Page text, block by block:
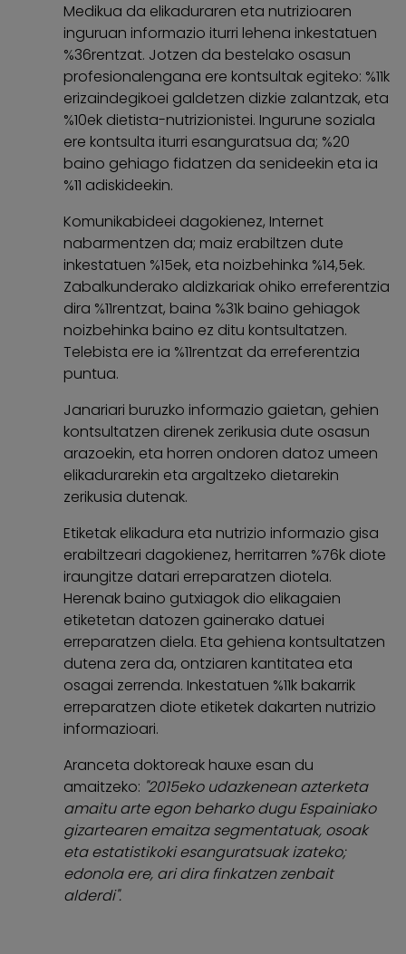
Medikua da elikaduraren eta nutrizioaren
inguruan informazio iturri lehena inkestatuen
%36rentzat. Jotzen da bestelako osasun
profesionalengana ere kontsultak egiteko: %11k
erizaindegikoei galdetzen dizkie zalantzak, eta
%10ek dietista-nutrizionistei. Ingurune soziala
ere kontsulta iturri esanguratsua da; %20
baino gehiago fidatzen da senideekin eta ia
%11 adiskideekin.
Komunikabideei dagokienez, Internet
nabarmentzen da; maiz erabiltzen dute
inkestatuen %15ek, eta noizbehinka %14,5ek.
Zabalkunderako aldizkariak ohiko erreferentzia
dira %11rentzat, baina %31k baino gehiagok
noizbehinka baino ez ditu kontsultatzen.
Telebista ere ia %11rentzat da erreferentzia
puntua.
Janariari buruzko informazio gaietan, gehien
kontsultatzen direnek zerikusia dute osasun
arazoekin, eta horren ondoren datoz umeen
elikadurarekin eta argaltzeko dietarekin
zerikusia dutenak.
Etiketak elikadura eta nutrizio informazio gisa
erabiltzeari dagokienez, herritarren %76k diote
iraungitze datari erreparatzen diotela.
Herenak baino gutxiagok dio elikagaien
etiketetan datozen gainerako datuei
erreparatzen diela. Eta gehiena kontsultatzen
dutena zera da, ontziaren kantitatea eta
osagai zerrenda. Inkestatuen %11k bakarrik
erreparatzen diote etiketek dakarten nutrizio
informazioari.
Aranceta doktoreak hauxe esan du
amaitzeko: "2015eko udazkenean azterketa
amaitu arte egon beharko dugu Espainiako
gizartearen emaitza segmentatuak, osoak
eta estatistikoki esanguratsuak izateko;
edonola ere, ari dira finkatzen zenbait
alderdi".